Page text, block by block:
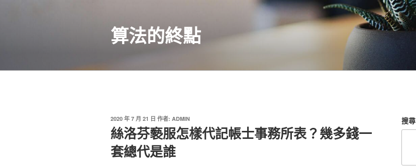
算法的終點
發
佈
於
2020 年 7 月 21 日 作者: ADMIN
絲洛芬褻服怎樣代記帳士事務所表？幾多錢一
套總代是誰
搜尋